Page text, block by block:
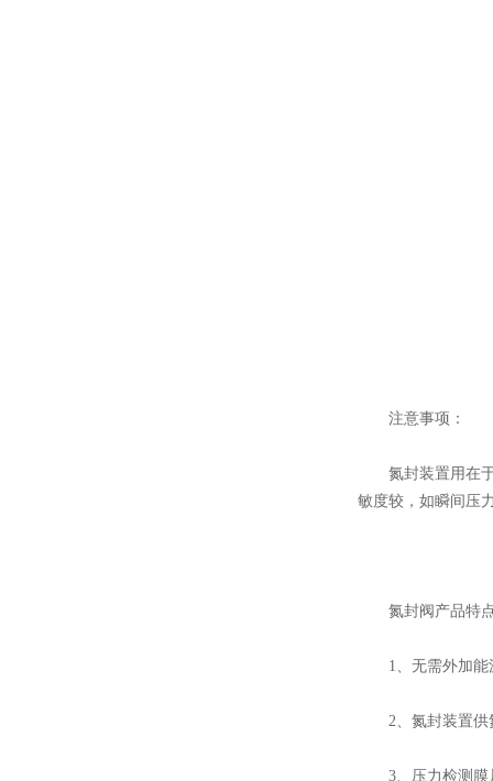
注意事项：
氮封装置用在于
敏度较，如瞬间压
氮封阀产品特
1、无需外加能源
2、氮封装置供氮
3、压力检测膜片